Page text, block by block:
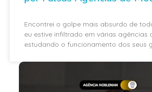
Encontrei o golpe mais absurdo de
eu estive infiltrado em várias agências
estudando o funcionamento dos seus